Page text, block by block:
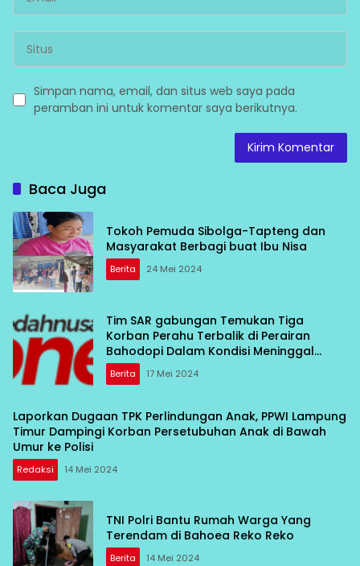
Simpan nama, email, dan situs web saya pada
peramban ini untuk komentar saya berikutnya.
Baca Juga
Tokoh Pemuda Sibolga-Tapteng dan
Masyarakat Berbagi buat Ibu Nisa
Berita 24 Mei 2024
Tim SAR gabungan Temukan Tiga
Korban Perahu Terbalik di Perairan
Bahodopi Dalam Kondisi Meninggal
Dunia
Berita 17 Mei 2024
Laporkan Dugaan TPK Perlindungan Anak, PPWI Lampung
Timur Dampingi Korban Persetubuhan Anak di Bawah
Umur ke Polisi
Redaksi 14 Mei 2024
TNI Polri Bantu Rumah Warga Yang
Terendam di Bahoea Reko Reko
Berita 14 Mei 2024